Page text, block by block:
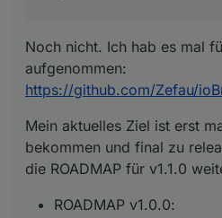
https://github.com/
MAP+v1.1.0"
Noch nicht. Ich hab es mal
aufgenommen:
https://github.com/Zefau/
Mein aktuelles Ziel ist erst
bekommen und final zu
die ROADMAP für v1.1.0
ROADMAP v1.0.0: